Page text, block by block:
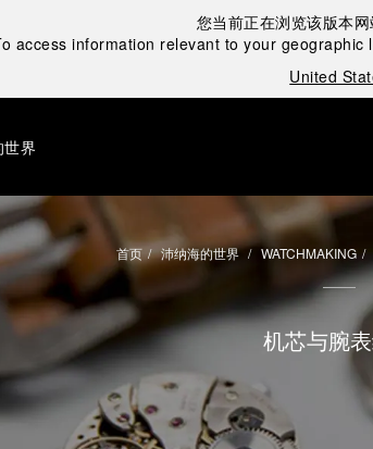
您当前正在浏览该版本网
access information relevant to your
United
界
首页 沛纳海的世界 WATCHMAKING
机芯与腕